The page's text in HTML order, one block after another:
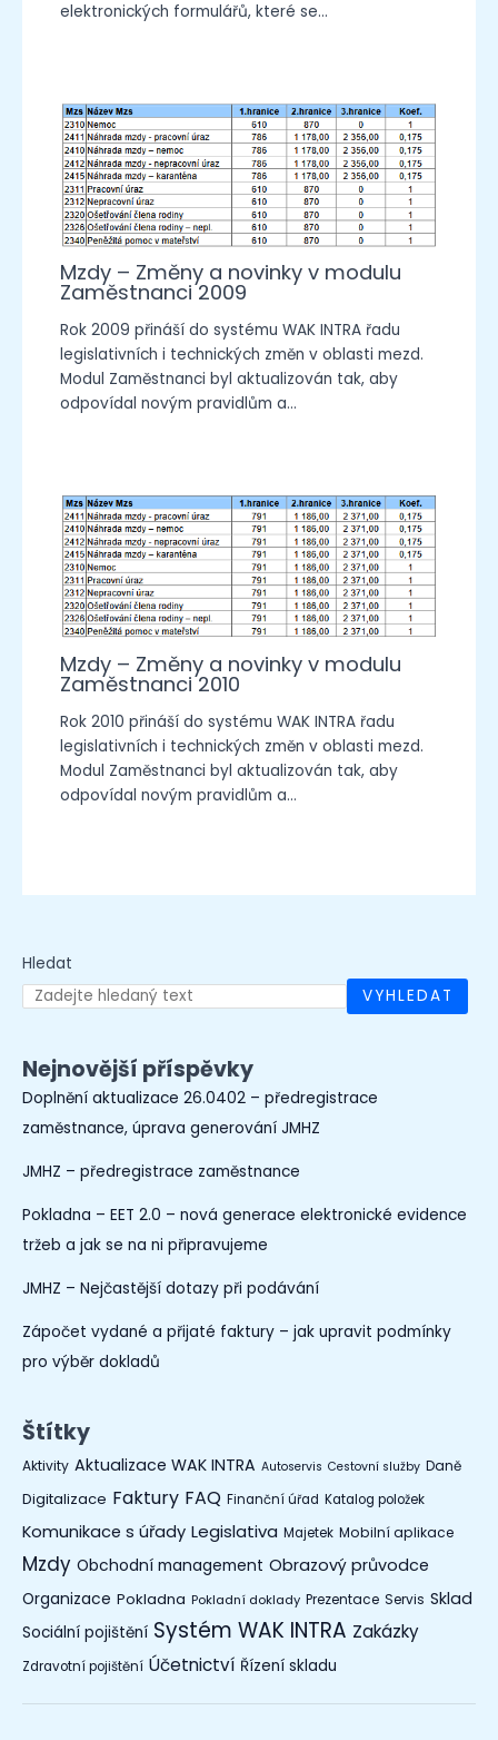
elektronických formulářů, které se…
Mzdy – Změny a novinky v modulu
Zaměstnanci 2009
Rok 2009 přináší do systému WAK INTRA řadu
legislativních i technických změn v oblasti mezd.
Modul Zaměstnanci byl aktualizován tak, aby
odpovídal novým pravidlům a…
Mzdy – Změny a novinky v modulu
Zaměstnanci 2010
Rok 2010 přináší do systému WAK INTRA řadu
legislativních i technických změn v oblasti mezd.
Modul Zaměstnanci byl aktualizován tak, aby
odpovídal novým pravidlům a…
Hledat
VYHLEDAT
Nejnovější příspěvky
Doplnění aktualizace 26.0402 – předregistrace
zaměstnance, úprava generování JMHZ
JMHZ – předregistrace zaměstnance
Pokladna – EET 2.0 – nová generace elektronické evidence
tržeb a jak se na ni připravujeme
JMHZ – Nejčastější dotazy při podávání
Zápočet vydané a přijaté faktury – jak upravit podmínky
pro výběr dokladů
Štítky
Aktivity Aktualizace WAK INTRA Autoservis Cestovní služby Daně
Digitalizace Faktury FAQ Finanční úřad Katalog položek
Komunikace s úřady Legislativa Majetek Mobilní aplikace
Mzdy Obchodní management Obrazový průvodce
Organizace Pokladna Pokladní doklady Prezentace Servis Sklad
Sociální pojištění Systém WAK INTRA Zakázky
Zdravotní pojištění Účetnictví Řízení skladu